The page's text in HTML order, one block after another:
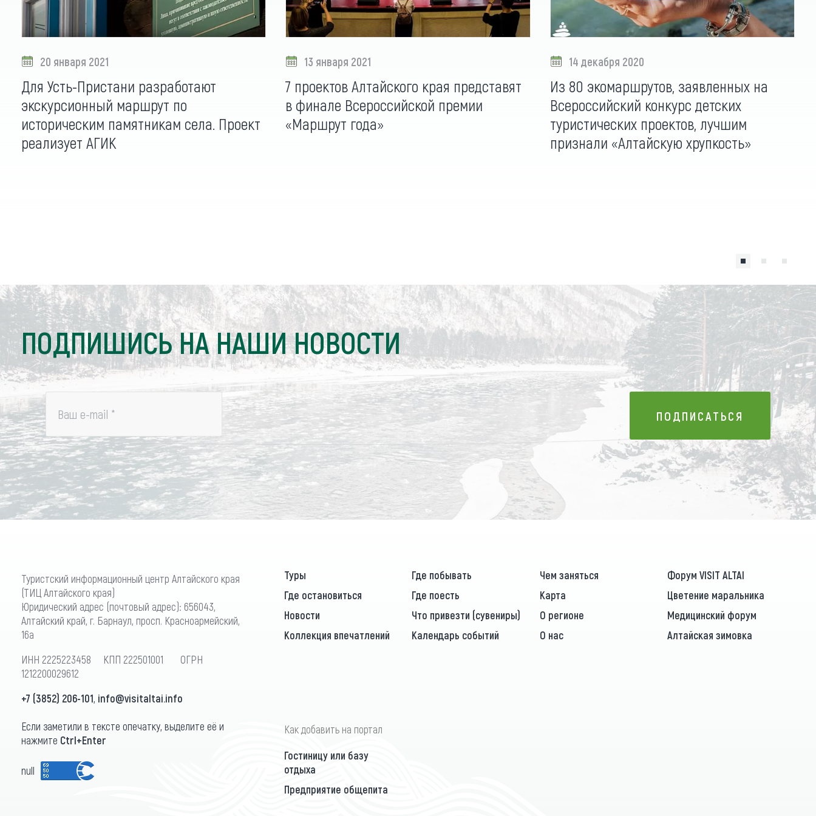
20 января 2021
Для Усть-Пристани разработают
экскурсионный маршрут по
историческим памятникам села. Проект
реализует АГИК
13 января 2021
7 проектов Алтайского края представят
в финале Всероссийской премии
«Маршрут года»
14 декабря 2020
Из 80 экомаршрутов, заявленных на
Всероссийский конкурс детских
туристических проектов, лучшим
признали «Алтайскую хрупкость»
ПОДПИШИСЬ НА НАШИ НОВОСТИ
Ваш e-mail * ПОДПИСАТЬСЯ
ПОДПИСАТЬСЯ
Туристский информационный центр Алтайского края
(ТИЦ Алтайского края)
Юридический адрес (почтовый адрес): 656043,
Алтайский край, г. Барнаул, просп. Красноармейский,
16а
ИНН 2225223458 КПП 222501001 ОГРН
1212200029612
+7 (3852) 206-101, info@visitaltai.info
Если заметили в тексте опечатку, выделите её и
нажмите Ctrl+Enter
null
Туры Где побывать Чем заняться
Форум VISIT ALTAI
Где остановиться
Где поесть Карта
Цветение маральника
Новости
Что привезти (сувениры) О регионе
Медицинский форум
Коллекция впечатлений
Календарь событий О нас Алтайская зимовка
Как добавить на портал
Гостиницу или базу
отдыха
Предприятие общепита